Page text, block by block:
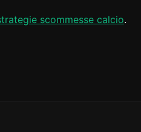
scommesse calcio.